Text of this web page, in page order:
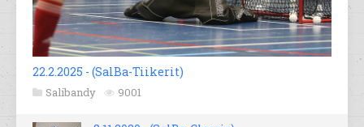
22.2.2025 - (SalBa-Tiikerit)
Salibandy 9001